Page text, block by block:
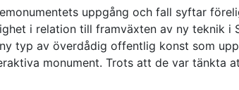
uppgång och fall syftar
i relation till framväxten av ny teknik i
typ av överdådig offentlig konst som
monument. Trots att de var tänkta